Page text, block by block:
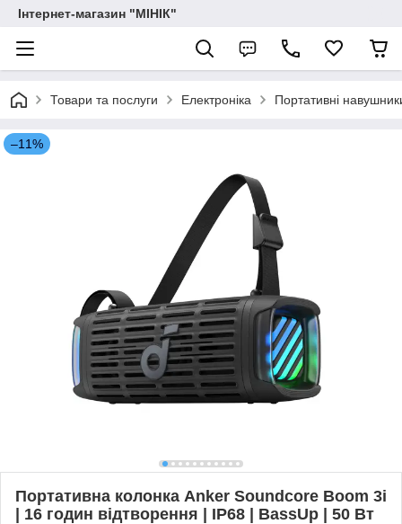
Інтернет-магазин "МІНІК"
Товари та послуги Електроніка Портативні
–11%
Портативна колонка Anker Soundcore Boom 3i
| 16 годин відтворення | IP68 | BassUp | 50 Вт